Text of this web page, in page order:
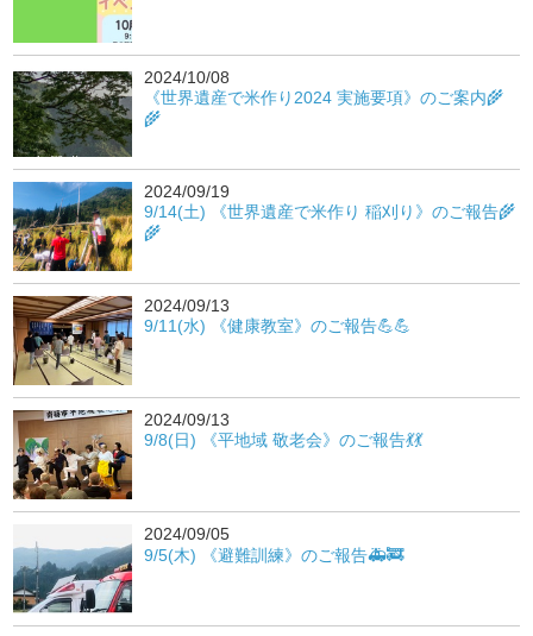
2024/10/08
《世界遺産で米作り2024 実施要項》のご案内🌾
🌾
2024/09/19
9/14(土) 《世界遺産で米作り 稲刈り》のご報告🌾
🌾
2024/09/13
9/11(水) 《健康教室》のご報告💪💪
2024/09/13
9/8(日) 《平地域 敬老会》のご報告💃💃
2024/09/05
9/5(木) 《避難訓練》のご報告🚑🚒